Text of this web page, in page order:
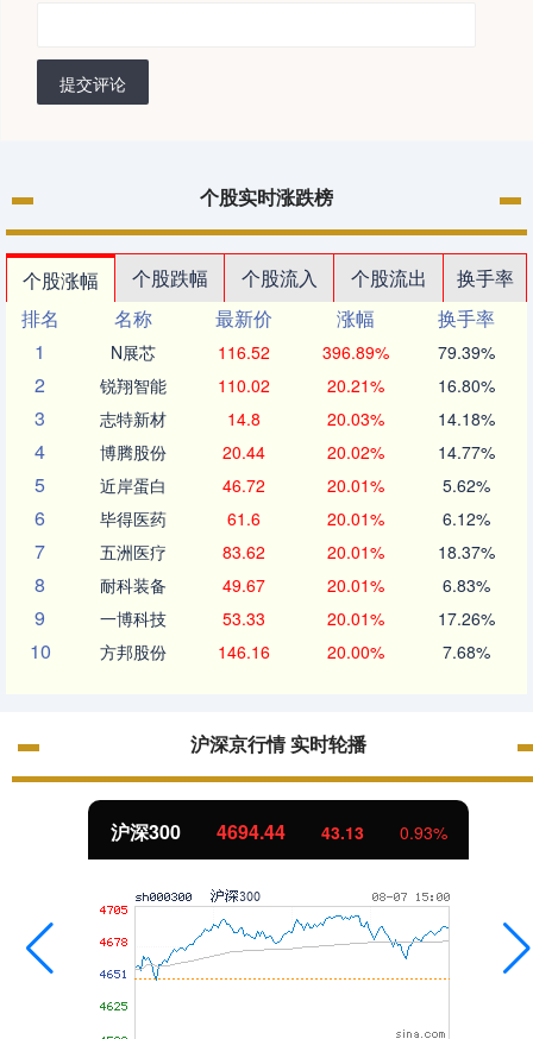
提交评论
个股实时涨跌榜
个股涨幅 个股跌幅 个股流入 个股流出
换手率
排名
名称 最新价 涨幅
换手率
1
N展芯 116.52 396.89% 79.39%
2 锐翔智能 110.02 20.21% 16.80%
3 志特新材 14.8 20.03% 14.18%
4 博腾股份 20.44 20.02% 14.77%
5 近岸蛋白 46.72 20.01% 5.62%
6 毕得医药 61.6 20.01% 6.12%
7 五洲医疗 83.62 20.01% 18.37%
8 耐科装备 49.67 20.01% 6.83%
9 一博科技 53.33 20.01% 17.26%
10 方邦股份 146.16 20.00% 7.68%
沪深京行情 实时轮播
北证50 1134.24 11.37